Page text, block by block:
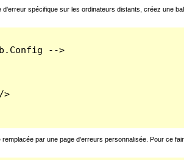
spécifique sur les ordinateurs distants, créez une
-->
>
par une page d'erreurs personnalisée. Pour ce